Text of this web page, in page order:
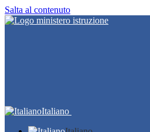
Salta al contenuto
Italiano